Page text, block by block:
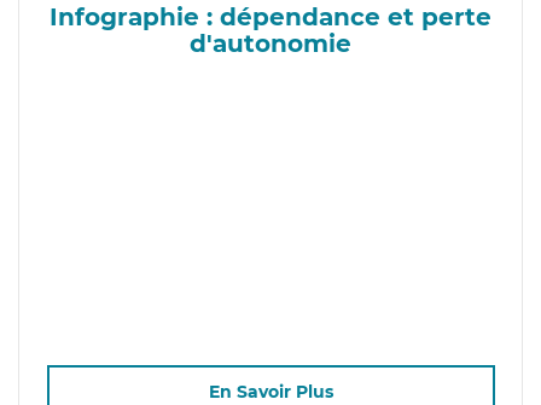
Infographie : dépendance et perte
d'autonomie
En Savoir Plus